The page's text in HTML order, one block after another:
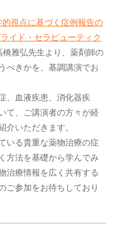
視点に基づく症例報告の
ライド・セラピューティク
橋雅弘先生より、薬剤師の
べきかを、基調講演でお
、⾎液疾患、消化器疾
て、ご講演者の⽅々が経
介いただきます。
いる貴重な薬物治療の症
⽅法を基礎から学んでみ
治療情報を広く共有する
ご参加をお待ちしており